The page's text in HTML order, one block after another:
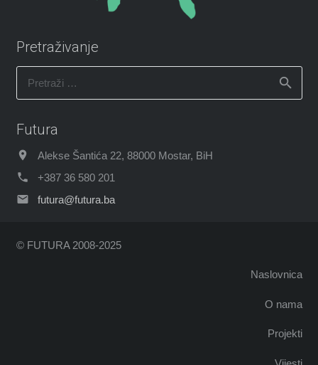
Pretraživanje
Pretraži:
Futura
Alekse Šantića 22, 88000 Mostar, BiH
+387 36 580 201
futura@futura.ba
© FUTURA 2008-2025
Naslovnica
O nama
Projekti